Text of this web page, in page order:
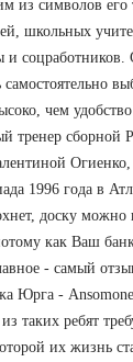
из символов его
школьных
и
чем
тренер сборной
1996 года в
доску можно
как Ваш
- самый
Юрга -
таких ребят
их жизнь